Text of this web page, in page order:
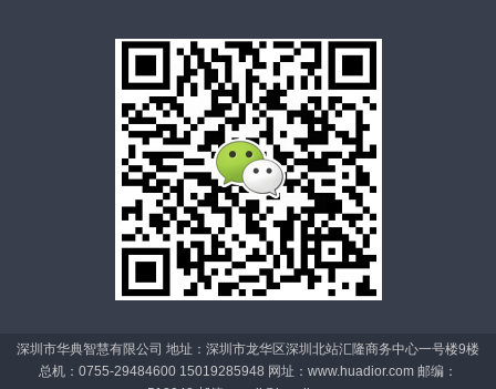
深圳市华典智慧有限公司 地址：深圳市龙华区深圳北站汇隆商务中心一号楼9楼
总机：0755-29484600 15019285948 网址：www.huadior.com 邮编：